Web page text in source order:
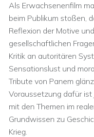
Als Erwachsenenfilm
beim Publikum stoßen,
Reflexion der Motive
gesellschaftlichen
Kritik an autoritären
Sensationslust und
Tribute von Panem
Voraussetzung dafür
mit den Themen im
Grundwissen zu
Krieg.